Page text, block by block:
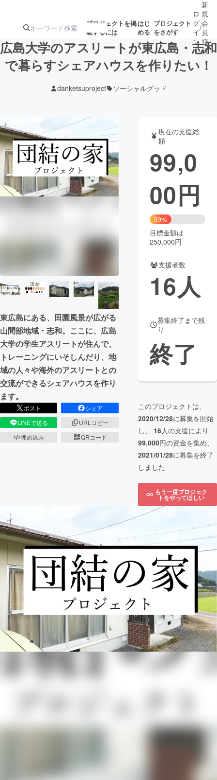
プロジェクトを掲
載するには
はじ
める
プロジェクト
をさがす
ターン
ジェクト
ロジェクト
アート・写真 音楽
テクノロジー・ガジェット ゲーム・
映像・映画 書籍・雑誌
チャレンジ
まちづくり・地域活性化
CAMPFIRE for Social Good
CAMPFIRE Creation
CAMPFIREふるさと納税machi-ya コミュニティ
ロ
グ
イ
ン
/
新
規
会
員
登
録
広島大学のアスリートが東広島・志和
で暮らすシェアハウスを作りたい！
danketsuproject ソーシャルグッド
東広島にある、田園風景が広がる
山間部地域・志和。ここに、広島
大学の学生アスリートが住んで、
トレーニングにいそしんだり、地
域の人々や海外のアスリートとの
交流ができるシェアハウスを作り
ます。
ポスト
シェア
LINEで送る
URLコピー
埋め込み
QRコード
現在の支援総
額
99,0
00円
39%
目標金額は
250,000円
支援者数
16人
募集終了まで残
り
終了
このプロジェクトは、
2020/12/28に募集を開始
し、 16人の支援により
99,000円の資金を集め、
2021/01/28に募集を終了
しました
もう一度プロジェク
トをやってほしい